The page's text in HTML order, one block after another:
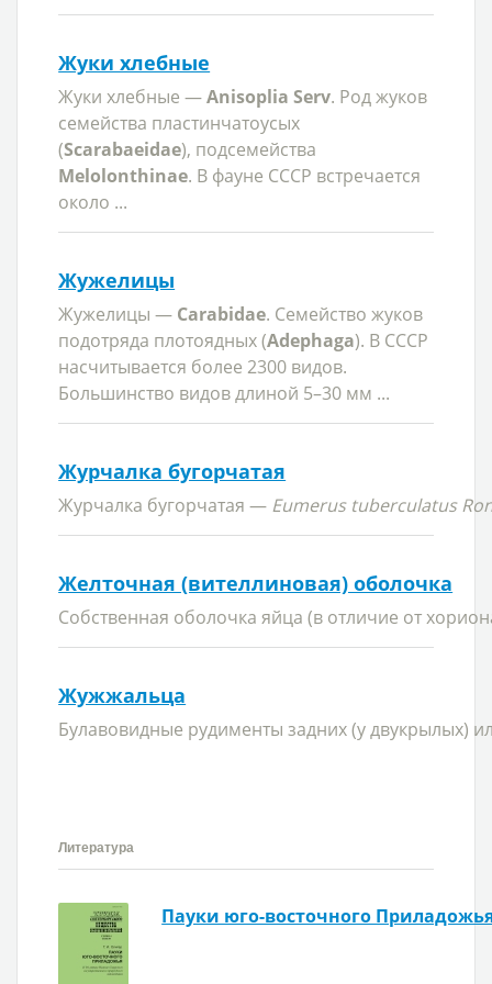
Жуки хлебные
Жуки хлебные —Anisoplia Serv. Род жуков
семейства пластинчатоусых
(Scarabaeidae), подсемейства
Melolonthinae. В фауне СССР встречается
около ...
Жужелицы
Жужелицы — Carabidae. Семейство жуков
подотряда плотоядных (Adephaga). В СССР
насчитывается более 2300 видов.
Большинство видов длиной 5–30 мм ...
Журчалка бугорчатая
Журчалка бугорчатая — Eumerus tuberculatus
Желточная (вителлиновая) оболочка
Собственная оболочка яйца (в отличие от
Жужжальца
Булавовидные рудименты задних (у двукрылых)
Литература
Пауки юго-восточного